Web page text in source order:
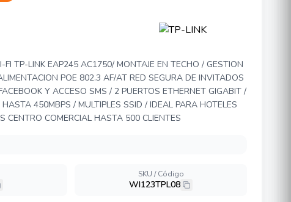
FI TP-LINK EAP245 AC1750/ MONTAJE EN TECHO / GESTION
POE 802.3 AF/AT RED SEGURA DE INVITADOS
Y ACCESO SMS / 2 PUERTOS ETHERNET GIGABIT /
450MBPS / MULTIPLES SSID / IDEAL PARA HOTELES
CENTRO COMERCIAL HASTA 500 CLIENTES
SKU / Código
WI123TPL08